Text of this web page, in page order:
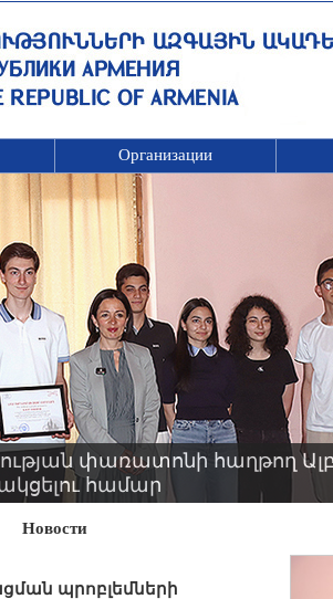
Организации
փառատոնի հաղթող
համար
Новости
պրոբլեմների